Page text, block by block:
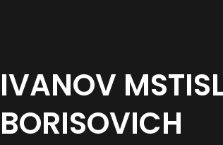
IVANOV
BORISOVICH